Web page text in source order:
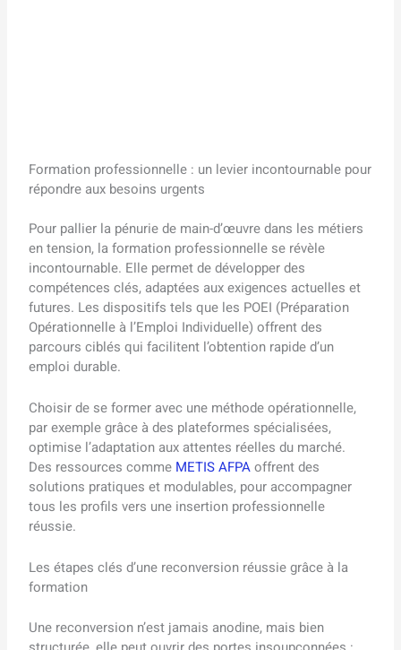
Formation professionnelle : un levier incontournable pour
répondre aux besoins urgents
Pour pallier la pénurie de main-d’œuvre dans les métiers
en tension, la formation professionnelle se révèle
incontournable. Elle permet de développer des
compétences clés, adaptées aux exigences actuelles et
futures. Les dispositifs tels que les POEI (Préparation
Opérationnelle à l’Emploi Individuelle) offrent des
parcours ciblés qui facilitent l’obtention rapide d’un
emploi durable.
Choisir de se former avec une méthode opérationnelle,
par exemple grâce à des plateformes spécialisées,
optimise l’adaptation aux attentes réelles du marché.
Des ressources comme METIS AFPAoffrent des
solutions pratiques et modulables, pour accompagner
tous les profils vers une insertion professionnelle
réussie.
Les étapes clés d’une reconversion réussie grâce à la
formation
Une reconversion n’est jamais anodine, mais bien